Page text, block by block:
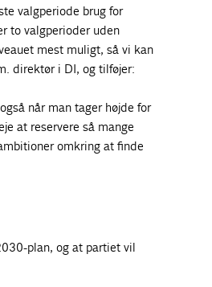
valgperiode brug for
to valgperioder uden
mest muligt, så vi kan
direktør i DI, og tilføjer:
når man tager højde for
at reservere så mange
omkring at finde
plan, og at partiet vil